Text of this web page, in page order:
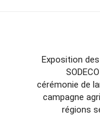
Exposition
cérémonie de
campagne
régions